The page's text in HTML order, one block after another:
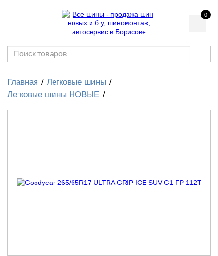
0
Главная
Легковые шины
Легковые шины НОВЫЕ